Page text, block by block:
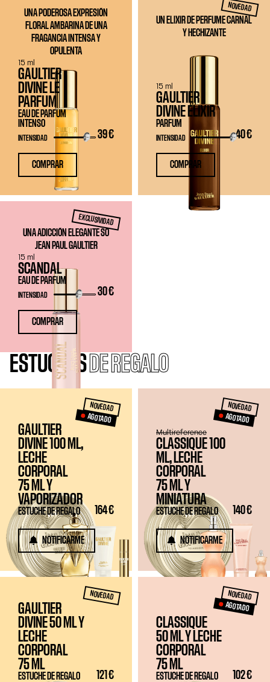
UNA PODEROSA EXPRESIÓN
FLORAL AMBARINA DE UNA
FRAGANCIA INTENSA Y
OPULENTA
GAULTIER
DIVINE LE
PARFUM
EAU DE PARFUM
INTENSO
39 €
INTENSIDAD
15 ml
COMPRAR
NOVEDAD
UN ELIXIR DE PERFUME CARNAL
Y HECHIZANTE
GAULTIER
DIVINE ELIXIR
PARFUM
40 €
INTENSIDAD
15 ml
COMPRAR
EXCLUSIVIDAD
UNA ADICCIÓN ELEGANTE SO
JEAN PAUL GAULTIER
SCANDAL
EAU DE PARFUM
30 €
INTENSIDAD
15 ml
COMPRAR
ESTUCHES DE REGALO
NOVEDAD
AGOTADO
GAULTIER
DIVINE 100 ML,
LECHE
CORPORAL
75 MLY
VAPORIZADOR
ESTUCHE DE REGALO 164 €
NOTIFICARME
NOVEDAD
AGOTADO
CLASSIQUE 100
ML, LECHE
CORPORAL
75 MLY
MINIATURA
ESTUCHE DE REGALO 140 €
Multireference
NOTIFICARME
NOVEDAD
GAULTIER
DIVINE50 MLY
LECHE
CORPORAL
75 ML
ESTUCHE DE REGALO 121 €
NOVEDAD
AGOTADO
CLASSIQUE
50 MLY LECHE
CORPORAL
75 ML
ESTUCHE DE REGALO 102 €